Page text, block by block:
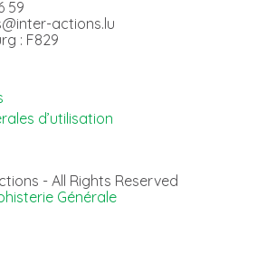
59
actions.lu
: F829
d’utilisation
- All Rights Reserved
Générale